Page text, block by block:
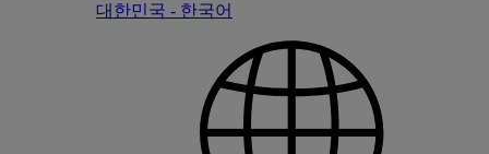
대한민국 - 한국어